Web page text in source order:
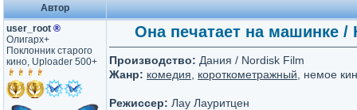
Автор
user_root ®
Олигарх+
Поклонник старого
кино, Uploader 500+
Она печатает на машинке /
Производство: Дания / Nordisk Film
Жанр: комедия короткометражный , немое
Режиссер: Лау Лауритцен